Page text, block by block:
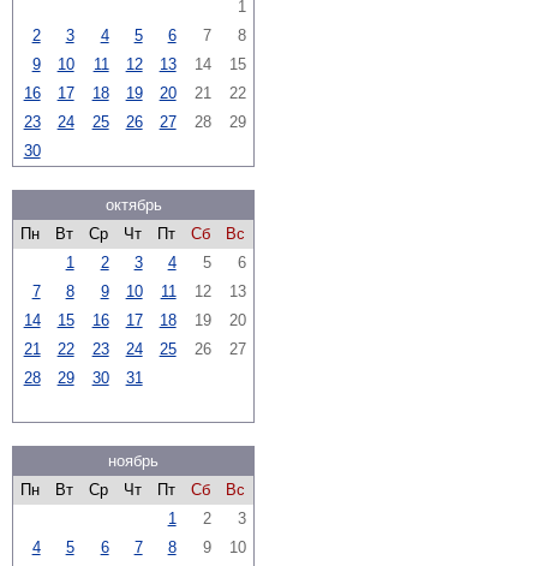
1
2
3 4 5 6 7
8
9
10 11 12 13 14
15
16
17 18 19 20 21
22
23
24 25 26 27 28
29
30
октябрь
Пн
Вт Ср Чт Пт Сб
Вс
1
2 3 4 5
6
7
8 9 10 11 12
13
14
15 16 17 18 19
20
21
22 23 24 25 26
27
28
29 30 31
ноябрь
Пн
Вт Ср Чт Пт Сб
Вс
1
2
3
4
5 6 7 8 9
10